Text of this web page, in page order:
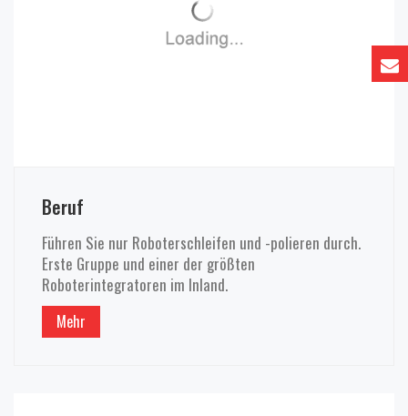
Beruf
Führen Sie nur Roboterschleifen und -polieren durch.
Erste Gruppe und einer der größten
Roboterintegratoren im Inland.
Mehr